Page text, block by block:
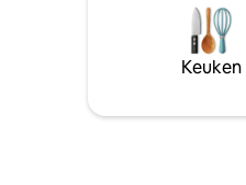
eetkamers,
zwembad, ondiep
veilige ruimte.
supermarkten,
DE BUURT
Keuken